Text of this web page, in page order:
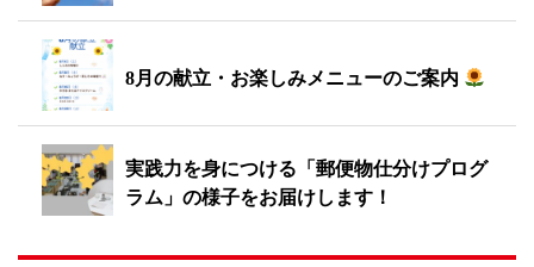
8月の献立・お楽しみメニューのご案内
実践力を身につける「郵便物仕分けプログ
ラム」の様子をお届けします！